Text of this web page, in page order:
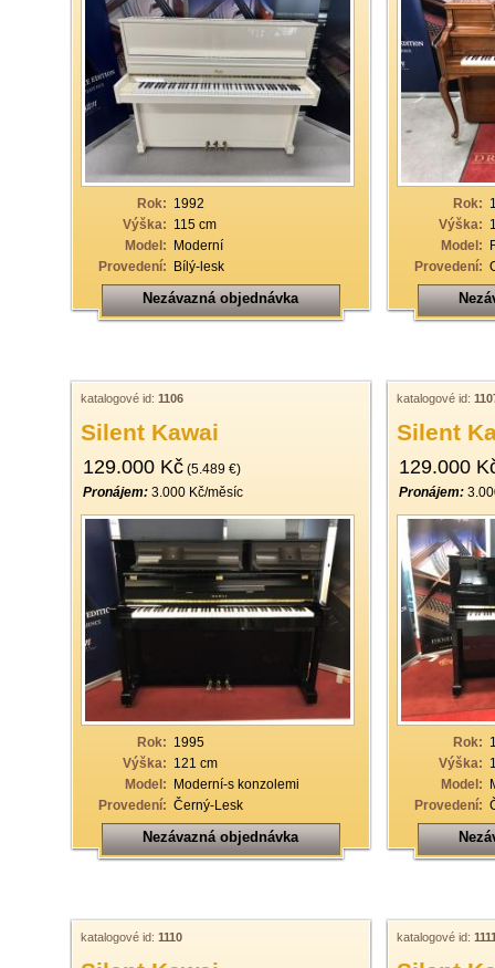
Rok: 1992
Výška: 115 cm
Model: Moderní
Provedení: Bílý-lesk
Nezávazná objednávka
Rok:
Výška:
Model:
Provedení:
katalogové id: 1106
Silent Kawai
129.000 Kč (5.489 €)
Pronájem: 3.000 Kč/měsíc
Rok: 1995
Výška: 121 cm
Model: Moderní-s konzolemi
Provedení: Černý-Lesk
Nezávazná objednávka
katalogové id:
Silent
129.000
Pronájem:
Rok:
Výška:
Model:
Provedení:
katalogové id: 1110 katalogové id: